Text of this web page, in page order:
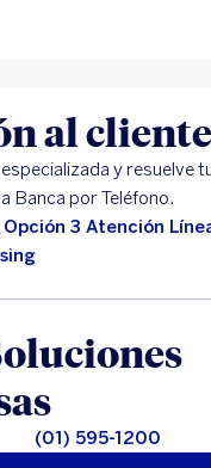
al cliente
y resuelve
Banca por Teléfono.
3 Atención
(01) 595-1200